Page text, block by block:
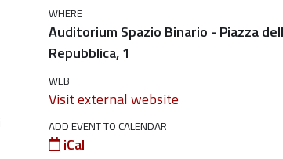
WHERE
Auditorium Spazio Binario - Piazza
Repubblica, 1
WEB
Visit external website
ADD EVENT TO CALENDAR
iCal